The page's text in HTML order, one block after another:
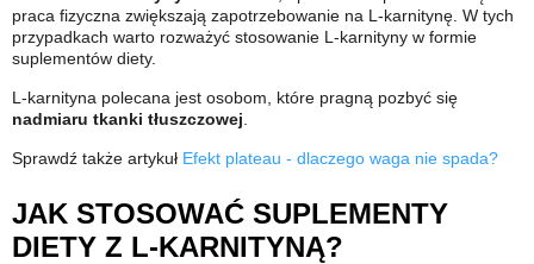
praca fizyczna zwiększają zapotrzebowanie na L-karnitynę. W tych
przypadkach warto rozważyć stosowanie L-karnityny w formie
suplementów diety.
L-karnityna polecana jest osobom, które pragną pozbyć się
nadmiaru tkanki tłuszczowej
Sprawdź także artykuł Efekt plateau - dlaczego waga nie spada?
JAK STOSOWAĆ SUPLEMENTY
DIETY Z L-KARNITYNĄ?